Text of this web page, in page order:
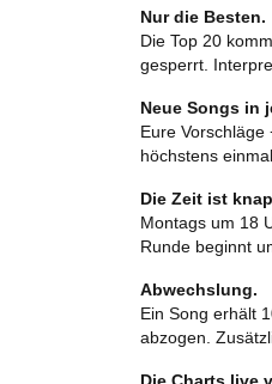
Nur die Besten.
Die Top 20
gesperrt.
Neue Songs in
Eure
höchstens
Die Zeit ist
Montags um 18
Runde beginnt
Abwechslung.
Ein Song erhält
abzogen.